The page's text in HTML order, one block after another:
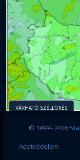
VÁRHATÓ SZÉLLÖKÉS
© 1999 - 2026
Adatvédelem